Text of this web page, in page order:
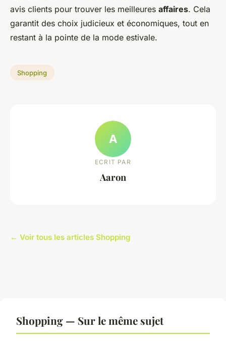
avis clients pour trouver les meilleures affaires. Cela
garantit des choix judicieux et économiques, tout en
restant à la pointe de la mode estivale.
Shopping
A
ECRIT PAR
Aaron
← Voir tous les articles Shopping
Shopping — Sur le même sujet